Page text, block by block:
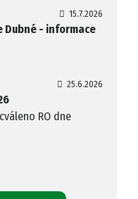
15.7.2026
- informace
25.6.2026
RO dne